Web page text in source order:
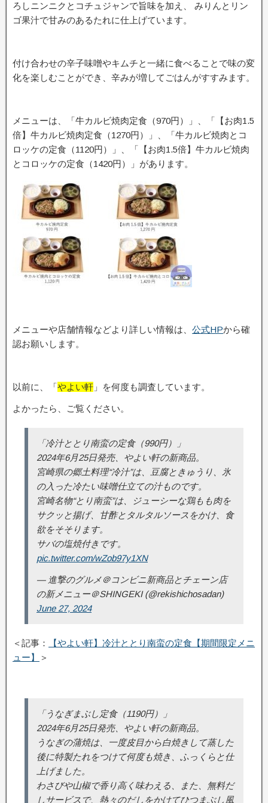
ろしニンニクとコチュジャンで旨味を加え、 みりんとリン
ゴ果汁で甘みのあるたれに仕上げています。
付け合わせの辛子味噌やキムチと一緒に食べることで味の変
化を楽しむことができ、辛みが増してごはんがすすみます。
メニューは、「牛カルビ焼肉定食（970円）」、「【お肉1.5
倍】牛カルビ焼肉定食（1270円）」、「牛カルビ焼肉とコ
ロッケの定食（1120円）」、「【お肉1.5倍】牛カルビ焼肉
とコロッケの定食（1420円）」があります。
メニューや店舗情報などより詳しい情報は、 公式HPから確
認お願いします。
以前に、「やよい軒 」を何度も調査しています。
よかったら、ご覧ください。
「冷汁ととり南蛮の定食（990円）」
2024年6月25日発売、やよい軒の新商品。
宮崎県の郷土料理“冷汁”は、豆腐ときゅうり、氷
の入った冷たい味噌仕立ての汁ものです。
宮崎名物“とり南蛮”は、ジューシーな鶏もも肉を
サクッと揚げ、甘酢とタルタルソースをかけ、食
欲をそそります。
サバの塩焼付きです。
pic.twitter.com/wZob97y1XN
— 進撃のグルメ＠コンビニ新商品とチェーン店
の新メニュー＠SHINGEKI (@rekishichosadan)
June 27, 2024
＜記事：
【やよい軒】冷汁ととり南蛮の定食【期間限定メニ
ュー】
＞
「うなぎまぶし定食（1190円）」
2024年6月25日発売、やよい軒の新商品。
うなぎの蒲焼は、一度皮目から白焼きして蒸した
後に特製たれをつけて何度も焼き、ふっくらと仕
上げました。
わさびや山椒で香り高く味わえる、また、無料だ
しサービスで、熱々のだしをかけてひつまぶし風